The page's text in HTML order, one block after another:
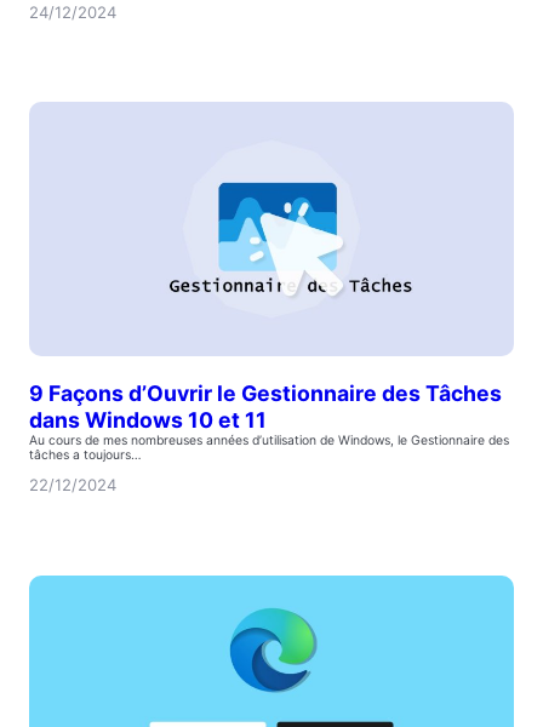
24/12/2024
9 Façons d’Ouvrir le Gestionnaire des Tâches
dans Windows 10 et 11
Au cours de mes nombreuses années d’utilisation de Windows, le Gestionnaire des
tâches a toujours…
22/12/2024